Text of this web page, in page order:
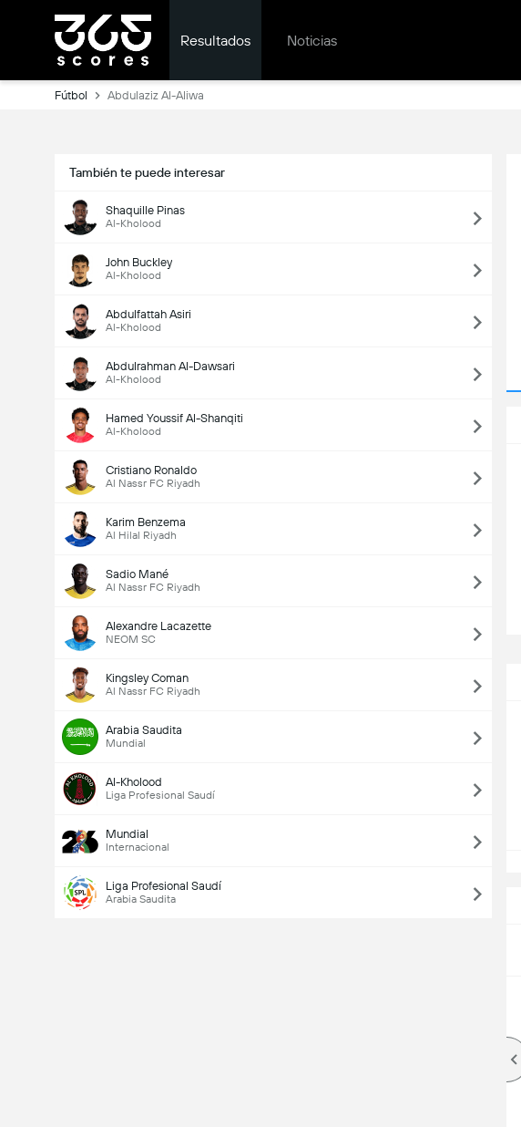
Resultados Noticias
Fútbol Abdulaziz Al-Aliwa
También te puede interesar
Shaquille Pinas
Al-Kholood
John Buckley
Al-Kholood
Abdulfattah Asiri
Al-Kholood
Abdulrahman Al-Dawsari
Al-Kholood
Hamed Youssif Al-Shanqiti
Al-Kholood
Cristiano Ronaldo
Al Nassr FC Riyadh
Karim Benzema
Al Hilal Riyadh
Sadio Mané
Al Nassr FC Riyadh
Alexandre Lacazette
NEOM SC
Kingsley Coman
Al Nassr FC Riyadh
Arabia Saudita
Mundial
Al-Kholood
Liga Profesional Saudí
Mundial
Internacional
Liga Profesional Saudí
Arabia Saudita